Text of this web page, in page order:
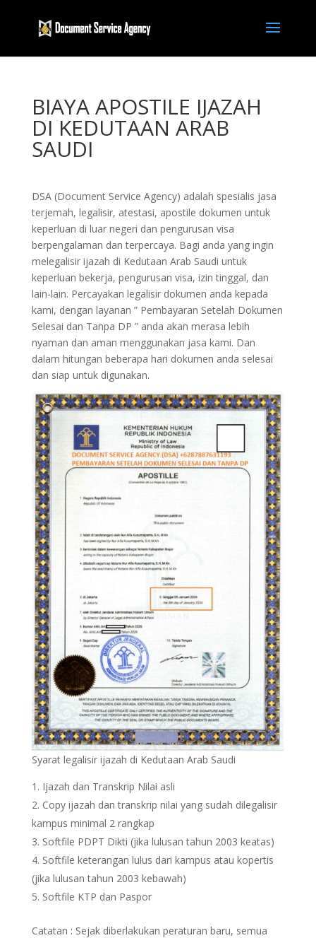
BIAYA APOSTILE IJAZAH
DI KEDUTAAN ARAB
SAUDI
DSA (Document Service Agency) adalah spesialis jasa
terjemah, legalisir, atestasi, apostile dokumen untuk
keperluan di luar negeri dan pengurusan visa
berpengalaman dan terpercaya. Bagi anda yang ingin
melegalisir ijazah di Kedutaan Arab Saudi untuk
keperluan bekerja, pengurusan visa, izin tinggal, dan
lain-lain. Percayakan legalisir dokumen anda kepada
kami, dengan layanan ” Pembayaran Setelah Dokumen
Selesai dan Tanpa DP ” anda akan merasa lebih
nyaman dan aman menggunakan jasa kami. Dan
dalam hitungan beberapa hari dokumen anda selesai
dan siap untuk digunakan.
Syarat legalisir ijazah di Kedutaan Arab Saudi
Ijazah dan Transkrip Nilai asli
Copy ijazah dan transkrip nilai yang sudah dilegalisir
kampus minimal 2 rangkap
Softfile PDPT Dikti (jika lulusan tahun 2003 keatas)
Softfile keterangan lulus dari kampus atau kopertis
(jika lulusan tahun 2003 kebawah)
Softfile KTP dan Paspor
Catatan : Sejak diberlakukan peraturan baru, semua